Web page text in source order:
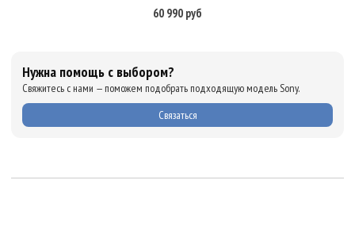
60 990 руб
Нужна помощь с выбором?
Свяжитесь с нами — поможем подобрать подходящую модель Sony.
Связаться